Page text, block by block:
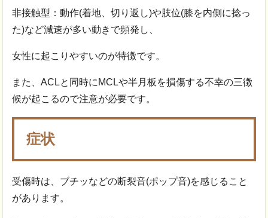
非接触型：動作(着地、切り返し)や肢位(膝を内側に捻っ
た)など減速が多い動きで頻発し、
女性に起こりやすいのが特徴です。
また、ACLと同時にMCLや半月板を損傷する不幸の三徴
候が起こるので注意が必要です。
症状
受傷時は、ブチッなどの断裂音(ポップ音)を感じること
があります。